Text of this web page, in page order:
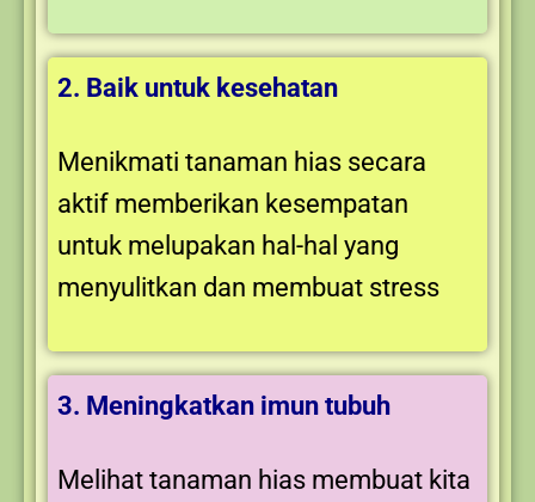
2. Baik untuk kesehatan
Menikmati tanaman hias secara
aktif memberikan kesempatan
untuk melupakan hal-hal yang
menyulitkan dan membuat stress
3. Meningkatkan imun tubuh
Melihat tanaman hias membuat kita